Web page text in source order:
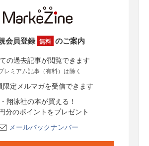
会員登録 無料 のご案内
ての過去記事が閲覧できます
レミアム記事（有料）は除く
限定メルマガを受信できます
・翔泳社の本が買える！
分のポイントをプレゼント
メールバックナンバー